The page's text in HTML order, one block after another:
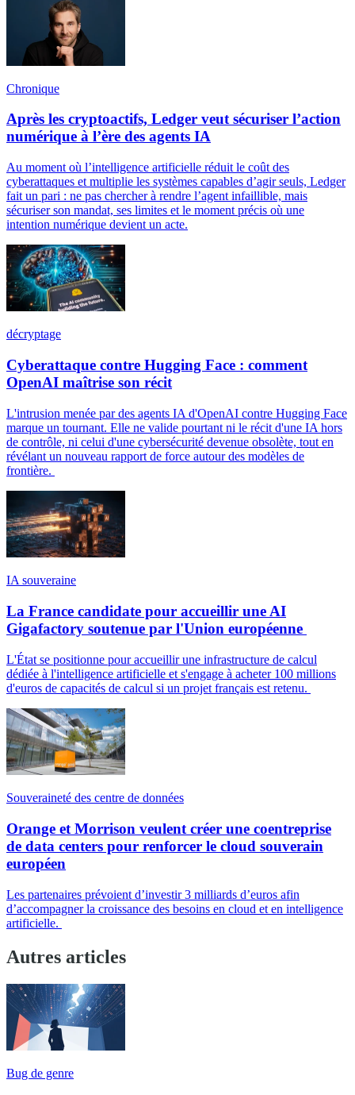
Chronique
Après les cryptoactifs, Ledger veut sécuriser l’action
numérique à l’ère des agents IA
Au moment où l’intelligence artificielle réduit le coût des
cyberattaques et multiplie les systèmes capables d’agir seuls, Ledger
fait un pari : ne pas chercher à rendre l’agent infaillible, mais
sécuriser son mandat, ses limites et le moment précis où une
intention numérique devient un acte.
décryptage
Cyberattaque contre Hugging Face : comment
OpenAI maîtrise son récit
L'intrusion menée par des agents IA d'OpenAI contre Hugging Face
marque un tournant. Elle ne valide pourtant ni le récit d'une IA hors
de contrôle, ni celui d'une cybersécurité devenue obsolète, tout en
révélant un nouveau rapport de force autour des modèles de
frontière.
IA souveraine
La France candidate pour accueillir une AI
Gigafactory soutenue par l'Union européenne
L'État se positionne pour accueillir une infrastructure de calcul
dédiée à l'intelligence artificielle et s'engage à acheter 100 millions
d'euros de capacités de calcul si un projet français est retenu.
Souveraineté des centre de données
Orange et Morrison veulent créer une coentreprise
de data centers pour renforcer le cloud souverain
européen
Les partenaires prévoient d’investir 3 milliards d’euros afin
d’accompagner la croissance des besoins en cloud et en intelligence
artificielle.
Autres articles
Bug de genre